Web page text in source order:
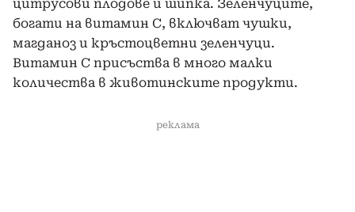
цитрусови плодове и шипка. Зеленчуците,
богати на витамин С, включват чушки,
магданоз и кръстоцветни зеленчуци.
Витамин С присъства в много малки
количества в животинските продукти.
реклама